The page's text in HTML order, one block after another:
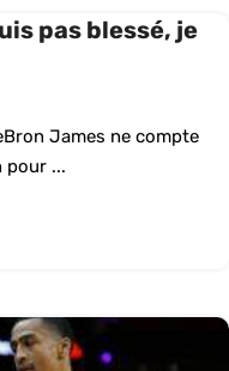
pas blessé, je
James ne compte
pour ...